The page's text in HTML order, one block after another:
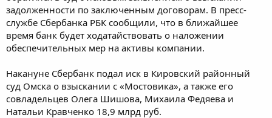
задолженности по заключенным договорам. В пресс-
службе Сбербанка РБК сообщили, что в ближайшее
время банк будет ходатайствовать о наложении
обеспечительных мер на активы компании.
Накануне Сбербанк подал иск в Кировский районный
суд Омска о взыскании с «Мостовика», а также его
совладельцев Олега Шишова, Михаила Федяева и
Натальи Кравченко 18,9 млрд руб.